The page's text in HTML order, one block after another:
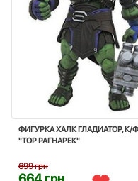
ФИГУРКА ХАЛК ГЛАДИАТОР, К/Ф
"ТОР РАГНАРЕК"
699 грн